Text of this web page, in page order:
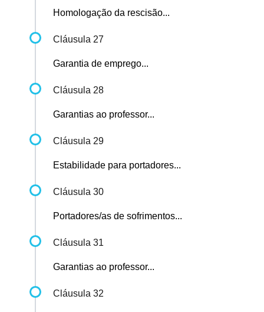
Homologação da rescisão...
Cláusula 27
Garantia de emprego...
Cláusula 28
Garantias ao professor...
Cláusula 29
Estabilidade para portadores...
Cláusula 30
Portadores/as de sofrimentos...
Cláusula 31
Garantias ao professor...
Cláusula 32